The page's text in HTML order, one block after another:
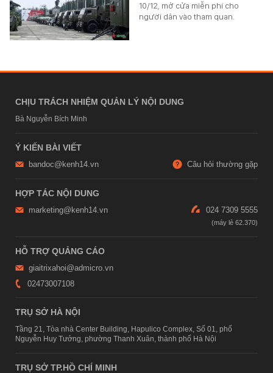
10/12, mở cửa miễn phí cho
người dân vào tham quan.
CHỊU TRÁCH NHIỆM QUẢN LÝ NỘI DUNG
Bà Nguyễn Bích Minh
Ý KIẾN BÀI VIẾT
bandoc@kenh14.vn Câu hỏi thường gặp
HỢP TÁC NỘI DUNG
marketing@kenh14.vn 024 7309 5555
HỖ TRỢ QUẢNG CÁO
giaitrixahoi@admicro.vn
02473007108
TRỤ SỞ HÀ NỘI
Tầng 21, Tòa nhà Center Building, Hapulico Complex, Số 01, phố
Nguyễn Huy Tưởng, phường Thanh Xuân, thành phố Hà Nội
TRỤ SỞ TP.HỒ CHÍ MINH